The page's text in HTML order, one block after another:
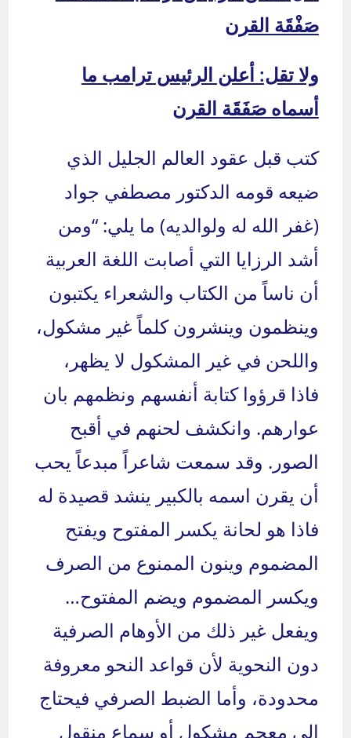
صَفْقَة القرن
ولا تقل: أعلن الرئيس ترامب ما
أسماه صَفَقَة القرن
كتب قبل عقود العالم الجليل الذي
ضيعه قومه الدكتور مصطفي جواد
(غفر الله له ولوالديه) ما يلي: “ومن
أشد الرزايا التي أصابت اللغة العربية
أن ناساً من الكتاب والشعراء يكتبون
وينظمون وينشرون كلماً غير مشكول،
واللحن في غير المشكول لا يظهر،
فاذا قرؤوا كتابة أنفسهم ونظمهم بان
عوارهم. وانكشف لحنهم في أقبح
الصور. وقد سمعت شاعراً مبدعاً يحب
أن يقرن اسمه بالكبير ينشد قصيدة له
فاذا هو لحانة يكسر المفتوح ويفتح
المضموم وينون الممنوع من الصرف
ويكسر المضموم ويضم المفتوح…
ويفعل غير ذلك من الأوهام الصرفية
دون النحوية لأن قواعد النحو معروفة
محدودة، وأما الضبط الصرفي فيحتاج
الى معجم مشكول أو سماع منقول